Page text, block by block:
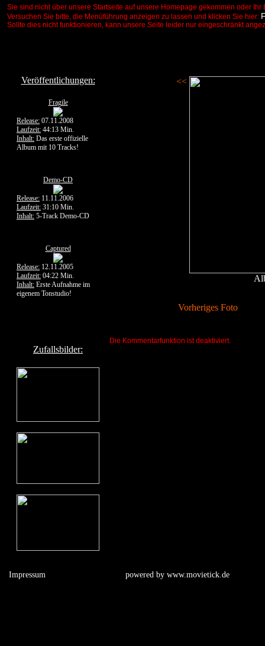
Sie sind nicht über unsere Startseite auf unsere Homepage gekommen oder
Versuchen Sie bitte, die Menüführung anzeigen zu lassen und klicken Sie hier:
Sollte dies nicht funktionieren, kann unsere Seite leider nur eingeschränkt
Veröffentlichungen:
Fragile
Release: 07.11.2008
Laufzeit: 44:13 Min.
Inhalt: Das erste offizielle
Album mit 10 Tracks!
Demo-CD
Release: 11.11.2006
Laufzeit: 31:10 Min.
Inhalt: 5-Track Demo-CD
Captured
Release: 12.11.2005
Laufzeit: 04:22 Min.
Inhalt: Erste Aufnahme im
eigenem Tonstudio!
Zufallsbilder:
<<
Vorheriges Foto
Die Kommentarfunktion ist deaktiviert.
Impressum powered by www.movietick.de